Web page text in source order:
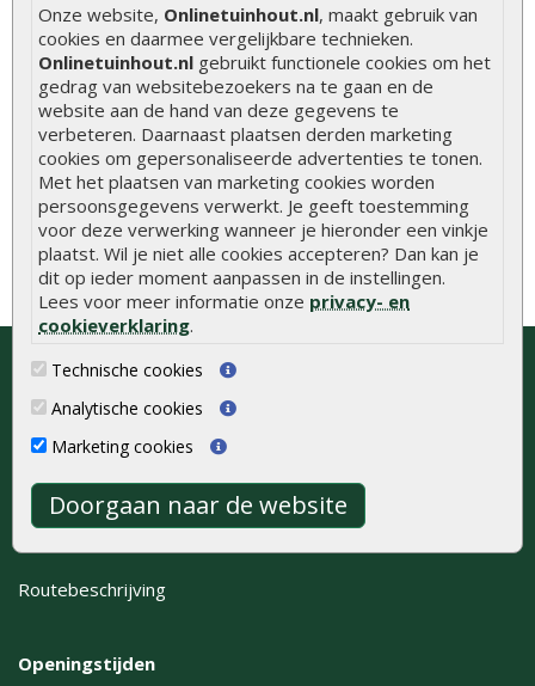
Onze website, Onlinetuinhout.nl, maakt gebruik van
cookies en daarmee vergelijkbare technieken.
Onlinetuinhout.nl gebruikt functionele cookies om het
gedrag van websitebezoekers na te gaan en de
website aan de hand van deze gegevens te
verbeteren. Daarnaast plaatsen derden marketing
cookies om gepersonaliseerde advertenties te tonen.
Met het plaatsen van marketing cookies worden
persoonsgegevens verwerkt. Je geeft toestemming
voor deze verwerking wanneer je hieronder een vinkje
plaatst. Wil je niet alle cookies accepteren? Dan kan je
dit op ieder moment aanpassen in de instellingen.
Lees voor meer informatie onze privacy- en
cookieverklaring.
Technische cookies
Analytische cookies
Marketing cookies
Doorgaan naar de website
Bezoek onze showroom of neem
contact op voor gratis advies
Onlinetuinhout.nl
8243 RB Lelystad
0320 - 258 604
Routebeschrijving
Openingstijden